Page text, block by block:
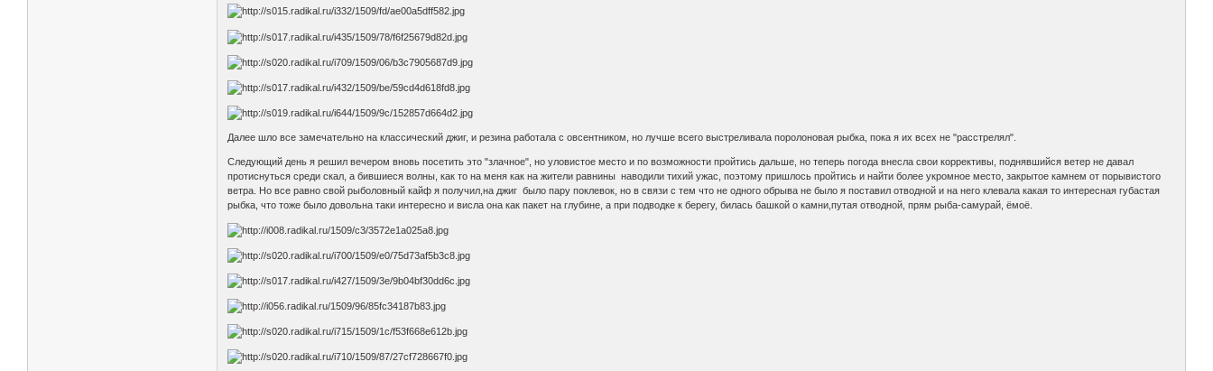
Далее шло все замечательно на классический джиг, и резина работала с овсентником, но лучше всего выстреливала поролоновая рыбка, пока я их всех не "расстрелял".
Следующий день я решил вечером вновь посетить это "злачное", но уловистое место и по возможности пройтись дальше, но теперь погода внесла свои коррективы, поднявшийся ветер не давал
протиснуться среди скал, а бившиеся волны, как то на меня как на жители равнины наводили тихий ужас, поэтому пришлось пройтись и найти более укромное место, закрытое камнем от порывистого
ветра. Но все равно свой рыболовный кайф я получил,на джиг было пару поклевок, но в связи с тем что не одного обрыва не было я поставил отводной и на него клевала какая то интересная губастая
рыбка, что тоже было довольна таки интересно и висла она как пакет на глубине, а при подводке к берегу, билась башкой о камни,путая отводной, прям рыба-самурай, ёмоё.